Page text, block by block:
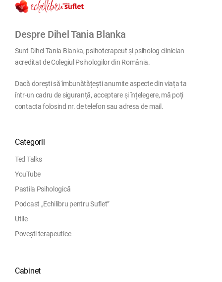
Despre Dihel Tania Blanka
Sunt Dihel Tania Blanka, psihoterapeut și psiholog clinician
acreditat de Colegiul Psihologilor din România.
Dacă dorești să îmbunătățești anumite aspecte din viața ta
într-un cadru de siguranță, acceptare și înțelegere, mă poți
contacta folosind nr. de telefon sau adresa de mail.
Categorii
Ted Talks
YouTube
Pastila Psihologică
Podcast „Echilibru pentru Suflet”
Utile
Povești terapeutice
Cabinet